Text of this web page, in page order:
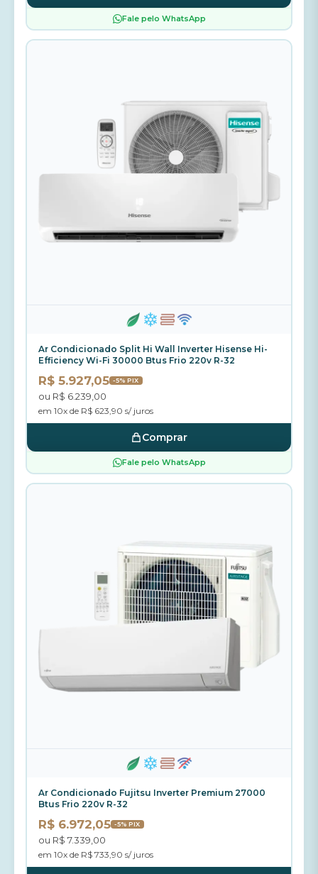
Fale pelo WhatsApp
Ar Condicionado Split Hi Wall Inverter Hisense Hi-
Efficiency Wi-Fi 30000 Btus Frio 220v R-32
R$ 5.927,05 -5% PIX
ou R$ 6.239,00
em 10x de R$ 623,90 s/ juros
Comprar
Fale pelo WhatsApp
Ar Condicionado Fujitsu Inverter Premium 27000
Btus Frio 220v R-32
R$ 6.972,05 -5% PIX
ou R$ 7.339,00
em 10x de R$ 733,90 s/ juros